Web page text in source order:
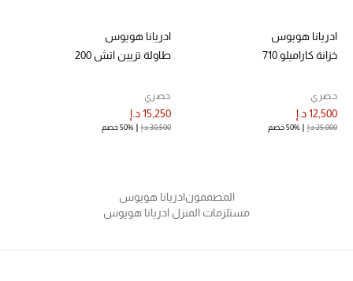
العناية الشخصية بالرجال
صُممت للرجال
الأطفال
ادريانا هويوس
خزانة كاراميلو 710
حصري
12,500 د.إ
25,000 د.إ 50% خصم
ادريانا هويوس
طاولة تزيين اتش 200
حصري
15,250 د.إ
30,500 د.إ 50% خصم
المصممونادريانا هويوس
مستلزمات المنزل ادريانا هويوس